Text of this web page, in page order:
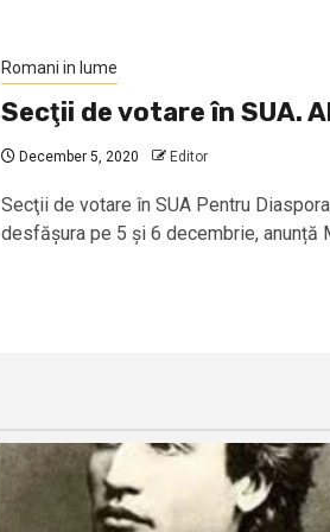
Romani in lume
Secţii de votare în SUA.
December 5, 2020 Editor
Secţii de votare în SUA Pentru
desfășura pe 5 și 6 decembrie, anunță